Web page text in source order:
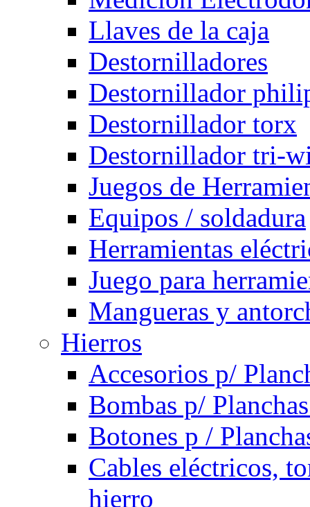
Llaves de la caja
Destornilladores
Destornillador
Destornillador torx
Destornillador tri-
Juegos de
Equipos / soldadura
Herramientas
Juego para
Mangueras y
Hierros
Accesorios p/
Bombas p/
Botones p /
Cables eléctricos,
hierro